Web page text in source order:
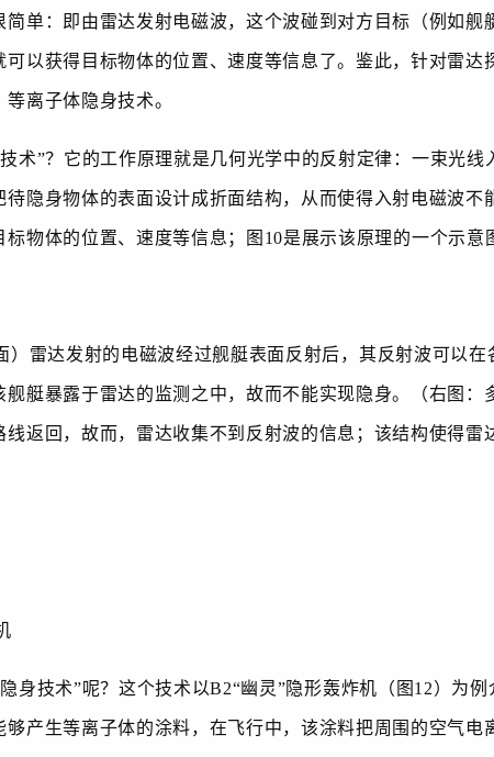
单：即由雷达发射电磁波，这个波碰到对方目标（例如
以获得目标物体的位置、速度等信息了。鉴此，针对雷达
离子体隐身技术。
术”？它的工作原理就是几何光学中的反射定律：一束光线
隐身物体的表面设计成折面结构，从而使得入射电磁波
物体的位置、速度等信息；图 10是展示该原理的一个示意
）雷达发射的电磁波经过舰艇表面反射后，其反射波可以
艇暴露于雷达的监测之中，故而不能实现隐身。（右图
返回，故而，雷达收集不到反射波的信息；该结构使得雷
身技术”呢？这个技术以B2“幽灵”隐形轰炸机（图 12）为例
够产生等离子体的涂料，在飞行中，该涂料把周围的空气电